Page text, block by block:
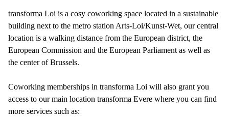
transforma Loi is a cosy coworking space located in a sustainable
building next to the metro station Arts-Loi/Kunst-Wet, our central
location is a walking distance from the European district, the
European Commission and the European Parliament as well as
the center of Brussels.
Coworking memberships in transforma Loi will also grant you
access to our main location transforma Evere where you can find
more services such as: